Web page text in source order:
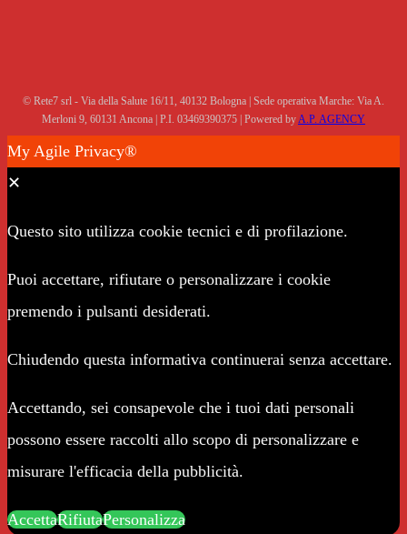
© Rete7 srl - Via della Salute 16/11, 40132 Bologna | Sede operativa Marche: Via A.
Merloni 9, 60131 Ancona | P.I. 03469390375 | Powered by A.P. AGENCY
My Agile Privacy®
✕
Questo sito utilizza cookie tecnici e di profilazione.
Puoi accettare, rifiutare o personalizzare i cookie
premendo i pulsanti desiderati.
Chiudendo questa informativa continuerai senza accettare.
Accettando, sei consapevole che i tuoi dati personali
possono essere raccolti allo scopo di personalizzare e
misurare l'efficacia della pubblicità.
AccettaRifiutaPersonalizza